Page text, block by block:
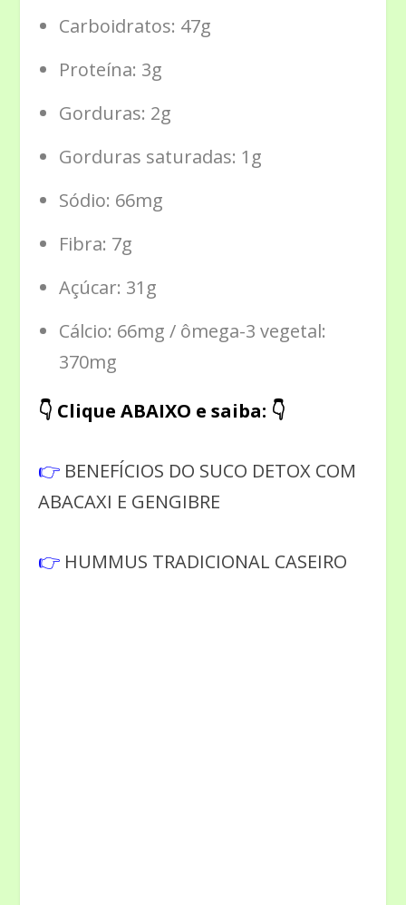
Carboidratos: 47g
Proteína: 3g
Gorduras: 2g
Gorduras saturadas: 1g
Sódio: 66mg
Fibra: 7g
Açúcar: 31g
Cálcio: 66mg / ômega-3 vegetal:
370mg
👇 Clique ABAIXO e saiba: 👇
👉 BENEFÍCIOS DO SUCO DETOX COM
ABACAXI E GENGIBRE
👉 HUMMUS TRADICIONAL CASEIRO